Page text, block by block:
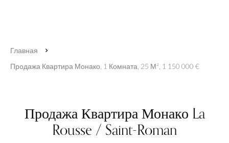
Главная
Продажа Квартира Монако, 1 Комната, 25 М², 1 150 000 €
Продажа Квартира Монако La
Rousse / Saint-Roman